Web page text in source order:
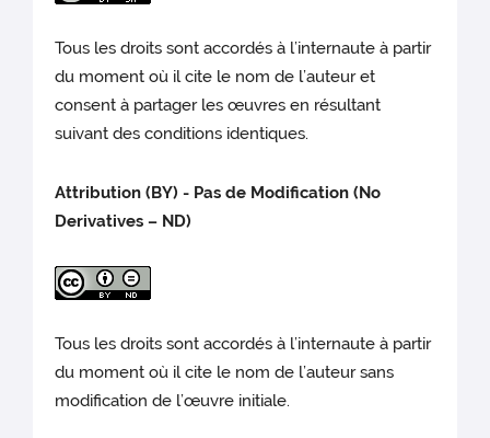
Tous les droits sont accordés à l’internaute à partir
du moment où il cite le nom de l’auteur et
consent à partager les œuvres en résultant
suivant des conditions identiques.
Attribution (BY) - Pas de Modification (No
Derivatives – ND)
Tous les droits sont accordés à l’internaute à partir
du moment où il cite le nom de l’auteur sans
modification de l’œuvre initiale.